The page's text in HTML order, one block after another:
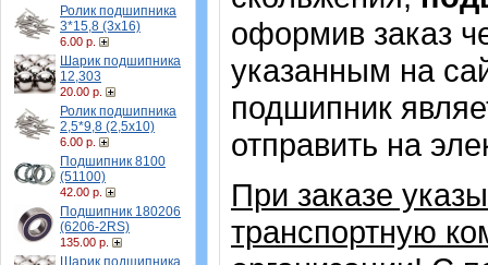
Ролик подшипника
3*15,8 (3х16)
6.00 р.
Шарик подшипника
12,303
20.00 р.
Ролик подшипника
2,5*9,8 (2,5х10)
6.00 р.
Подшипник 8100
(51100)
42.00 р.
Подшипник 180206
(6206-2RS)
135.00 р.
Шарик подшипника
оформив заказ
указанным на
подшипник
отправить на
При заказе
транспортную